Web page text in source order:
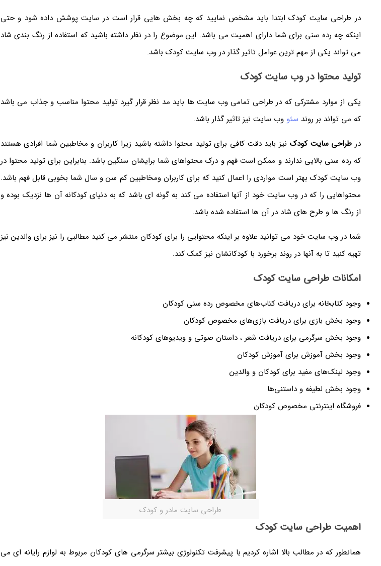
در طراحی سایت کودک ابتدا باید مشخص نمایید که چه بخش هایی قرار است در سایت پوشش داده شود و حتی
اینکه چه رده سنی برای شما دارای اهمیت می باشد. این موضوع را در نظر داشته باشید که استفاده از رنگ بندی شاد
می تواند یکی از مهم ترین عوامل تاثیر گذار در وب سایت کودک باشد.
تولید محتوا در وب سایت کودک
یکی از موارد مشترکی که در طراحی تمامی وب سایت ها باید مد نظر قرار گیرد تولید محتوا مناسب و جذاب می باشد
که می تواند بر روند سئو وب سایت نیز تاثیر گذار باشد.
در طراحی سایت کودک نیز باید دقت کافی برای تولید محتوا داشته باشید زیرا کاربران و مخاطبین شما افرادی هستند
که رده سنی بالایی ندارند و ممکن است فهم و درک محتواهای شما برایشان سنگین باشد. بنابراین برای تولید محتوا در
وب سایت کودک بهتر است مواردی را اعمال کنید که برای کاربران ومخاطبین کم سن و سال شما بخوبی قابل فهم باشد.
محتواهایی را که در وب سایت خود از آنها استفاده می کند به گونه ای باشد که به دنیای کودکانه آن ها نزدیک بوده و
از رنگ ها و طرح های شاد در آن ها استفاده شده باشد.
شما در وب سایت خود می توانید علاوه بر اینکه محتوایی را برای کودکان منتشر می کنید مطالبی را نیز برای والدین نیز
تهیه کنید تا به آنها در روند برخورد با کودکانشان نیز کمک کند.
امکانات طراحی سایت کودک
وجود کتابخانه برای دریافت کتاب‌های مخصوص رده سنی کودکان
وجود بخش بازی برای دریافت بازی‌های مخصوص کودکان
وجود بخش سرگرمی برای دریافت شعر ، داستان صوتی و ویدیو‌های کودکانه
وجود بخش آموزش برای آموزش کودکان
وجود لینک‌های مفید برای کودکان و والدین
وجود بخش لطیفه و داستنی‌ها
فروشگاه اینترنتی مخصوص کودکان
طراحی سایت مادر و کودک
اهمیت طراحی سایت کودک
همانطور که در مطالب بالا اشاره کردیم با پیشرفت تکنولوژی بیشتر سرگرمی های کودکان مربوط به لوازم رایانه ای می